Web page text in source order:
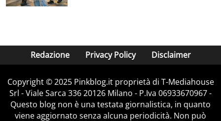
Redazione Privacy Policy Disclaimer
Copyright © 2025 Pinkblog.it proprietà di T-Mediahouse
Srl - Viale Sarca 336 20126 Milano - P.Iva 06933670967 -
Questo blog non è una testata giornalistica, in quanto
viene aggiornato senza alcuna periodicità. Non può